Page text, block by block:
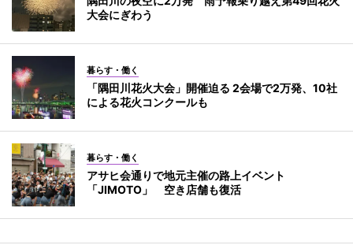
大会にぎわう
暮らす・働く
「隅田川花火大会」開催迫る 2会場で2万発、10社
による花火コンクールも
暮らす・働く
アサヒ会通りで地元主催の路上イベント
「JIMOTO」 空き店舗も復活